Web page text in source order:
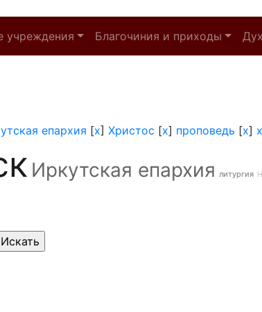
учреждения Благочиния и приходы
епархия [x] Христос [x] проповедь [x]
Иркутская епархия литургия